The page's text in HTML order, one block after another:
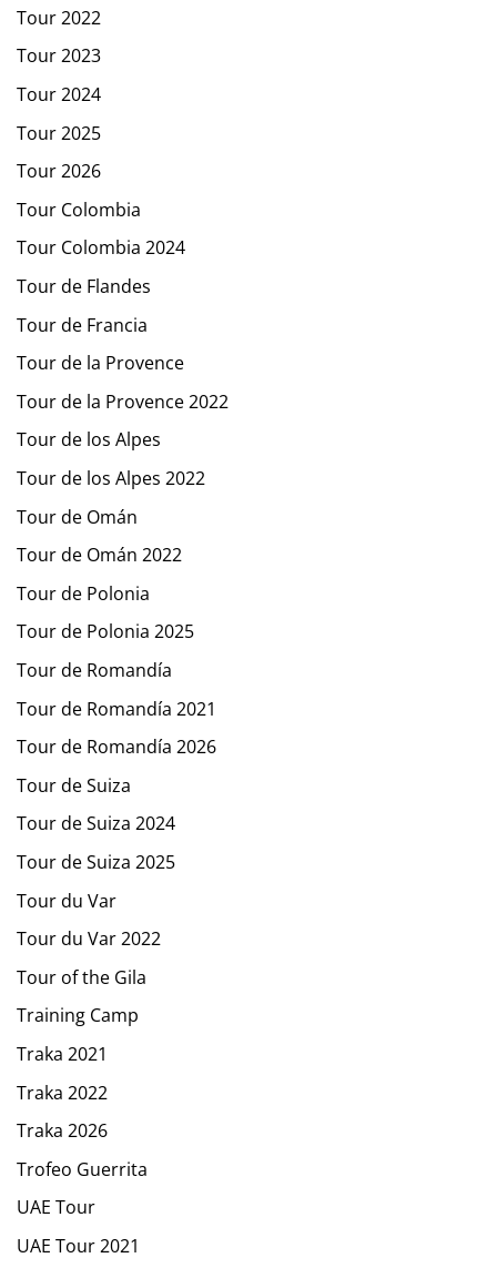
Tour 2022
Tour 2023
Tour 2024
Tour 2025
Tour 2026
Tour Colombia
Tour Colombia 2024
Tour de Flandes
Tour de Francia
Tour de la Provence
Tour de la Provence 2022
Tour de los Alpes
Tour de los Alpes 2022
Tour de Omán
Tour de Omán 2022
Tour de Polonia
Tour de Polonia 2025
Tour de Romandía
Tour de Romandía 2021
Tour de Romandía 2026
Tour de Suiza
Tour de Suiza 2024
Tour de Suiza 2025
Tour du Var
Tour du Var 2022
Tour of the Gila
Training Camp
Traka 2021
Traka 2022
Traka 2026
Trofeo Guerrita
UAE Tour
UAE Tour 2021